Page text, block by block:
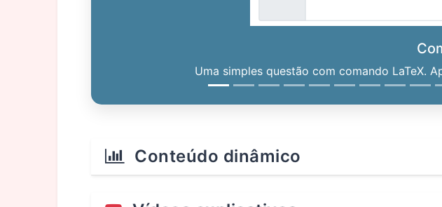
Uma simples questão com comando LaTeX.
Conteúdo dinâmico